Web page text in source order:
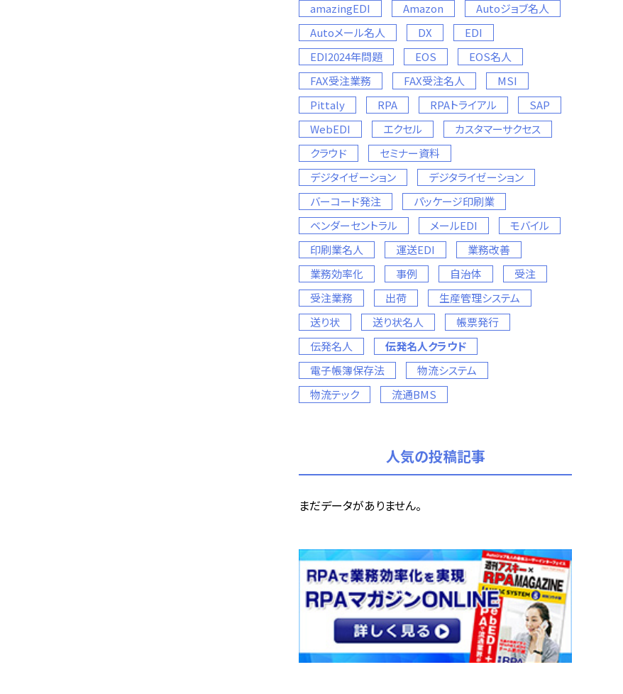
amazingEDI
Amazon
Autoジョブ名人
Autoメール名人
DX
EDI
EDI2024年問題
EOS
EOS名人
FAX受注業務
FAX受注名人
MSI
Pittaly
RPA RPAトライアル
SAP
WebEDI
エクセル
カスタマーサクセス
クラウド
セミナー資料
デジタイゼーション
デジタライゼーション
バーコード発注
パッケージ印刷業
ベンダーセントラル
メールEDI
モバイル
印刷業名人
運送EDI
業務改善
業務効率化
事例 自治体
受注
受注業務
出荷
生産管理システム
送り状
送り状名人
帳票発行
伝発名人
伝発名人クラウド
電子帳簿保存法
物流システム
物流テック
流通BMS
人気の投稿記事
まだデータがありません。